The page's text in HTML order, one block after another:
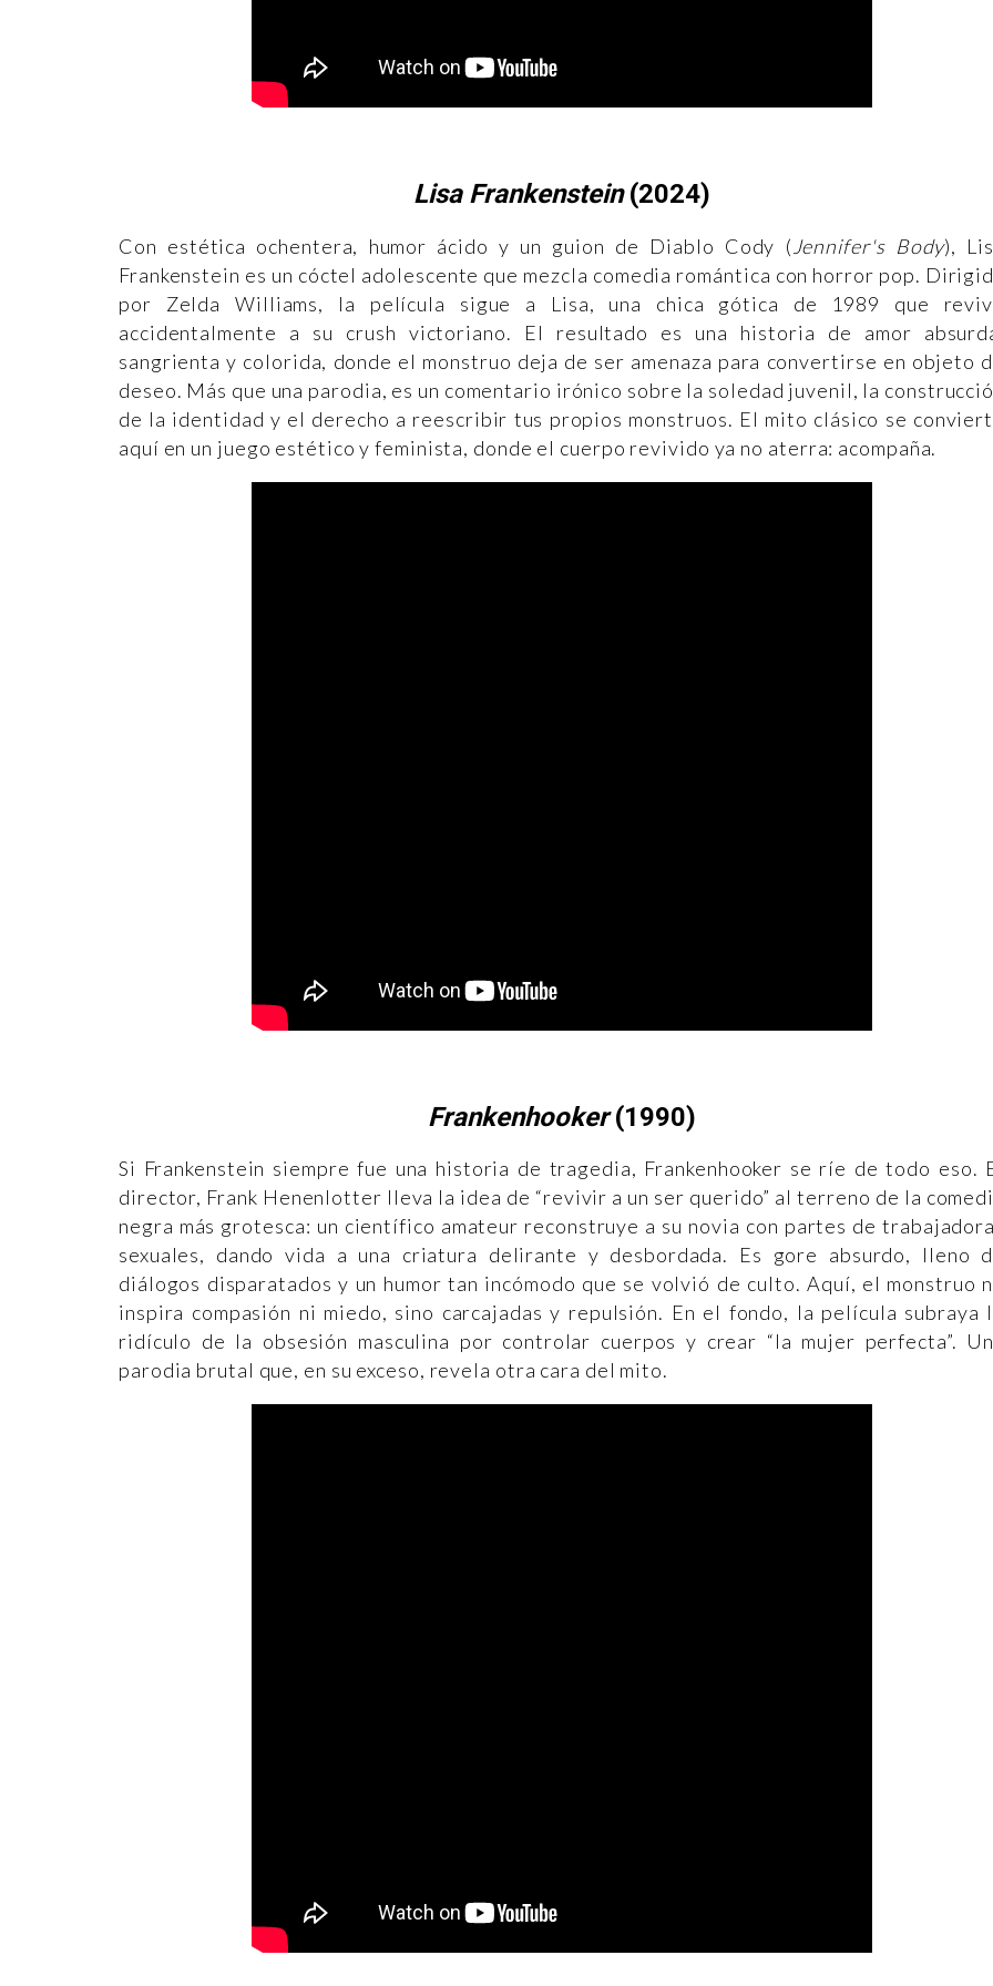
Lisa Frankenstein(2024)
Con estética ochentera, humor ácido y un guion de Diablo Cody ( Jennifer's Body),
Frankenstein es un cóctel adolescente que mezcla comedia romántica con horror pop.
por Zelda Williams, la película sigue a Lisa, una chica gótica de 1989 que
accidentalmente a su crush victoriano. El resultado es una historia de amor
sangrienta y colorida, donde el monstruo deja de ser amenaza para convertirse en objeto
deseo. Más que una parodia, es un comentario irónico sobre la soledad juvenil, la
de la identidad y el derecho a reescribir tus propios monstruos. El mito clásico se
aquí en un juego estético y feminista, donde el cuerpo revivido ya no aterra: acompaña.
Frankenhooker(1990)
Si Frankenstein siempre fue una historia de tragedia, Frankenhooker se ríe de todo eso.
director, Frank Henenlotter lleva la idea de “revivir a un ser querido” al terreno de la
negra más grotesca: un científico amateur reconstruye a su novia con partes de
sexuales, dando vida a una criatura delirante y desbordada. Es gore absurdo, lleno
diálogos disparatados y un humor tan incómodo que se volvió de culto. Aquí, el monstruo
inspira compasión ni miedo, sino carcajadas y repulsión. En el fondo, la película subraya
ridículo de la obsesión masculina por controlar cuerpos y crear “la mujer perfecta”.
parodia brutal que, en su exceso, revela otra cara del mito.